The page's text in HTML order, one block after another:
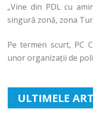
„Vine din PDL cu
singură zonă, zona
Pe termen scurt, PC
unor organizații de
ULTIMELE